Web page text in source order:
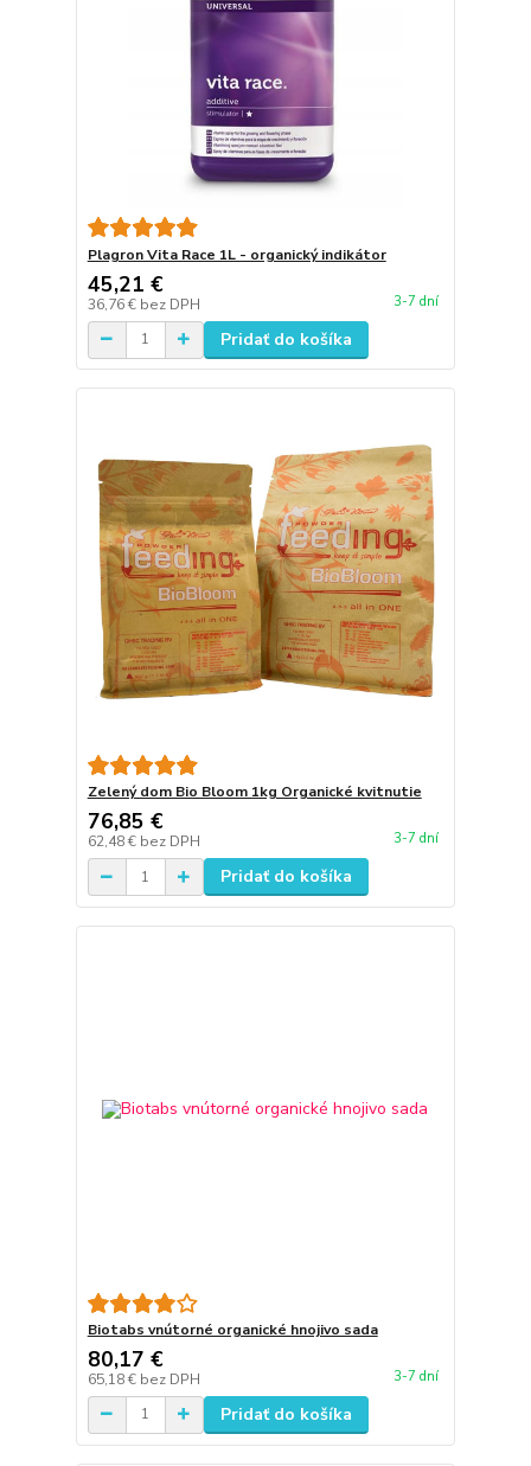
Plagron Vita Race 1L - organický indikátor
45,21 €
36,76 € bez DPH 3-7 dní
Pridať do košíka
Zelený dom Bio Bloom 1kg Organické kvitnutie
76,85 €
62,48 € bez DPH 3-7 dní
Pridať do košíka
Biotabs vnútorné organické hnojivo sada
80,17 €
65,18 € bez DPH 3-7 dní
Pridať do košíka